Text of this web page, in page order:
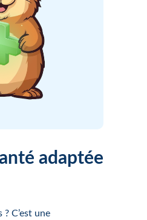
adaptée
C’est une